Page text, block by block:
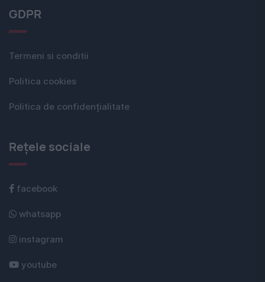
GDPR
Termeni si conditii
Politica cookies
Politica de confidențialitate
Rețele sociale
facebook
whatsapp
instagram
youtube